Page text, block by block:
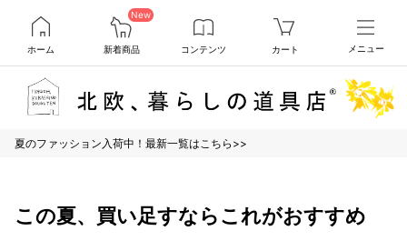
ホーム
New
新着商品 コンテンツ カート メニュー
夏のファッション入荷中！最新一覧はこちら>>
この夏、買い足すならこれがおすすめ